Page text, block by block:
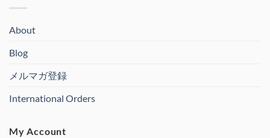
About
Blog
メルマガ登録
International Orders
My Account